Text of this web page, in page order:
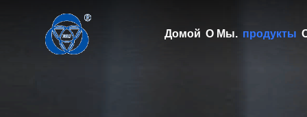
Домой О Мы. продукты